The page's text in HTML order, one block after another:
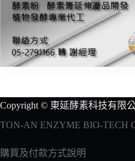
Copyright © 東延酵素科技有限
TON-AN ENZYME BIO-TECH
購買及付款方式說明